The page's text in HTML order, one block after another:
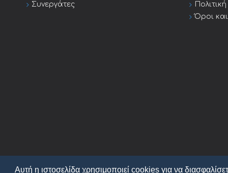
Αυτή η ιστοσελίδα χρησιμοποιεί cookies για να
Συνεργάτες
Όροι